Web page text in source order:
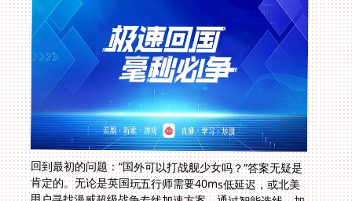
回到最初的问题：“国外可以打战舰少女吗？”答案无疑是
肯定的。无论是英国玩五行师需要40ms低延迟，或北美
用户寻找漫威超级战争专线加速方案，通过智能选线、加
密隧道和实时保障的解决方案，都能让物理距离不再是阻
碍。技术革新已经让海外玩家同步体验到零卡顿的操作手